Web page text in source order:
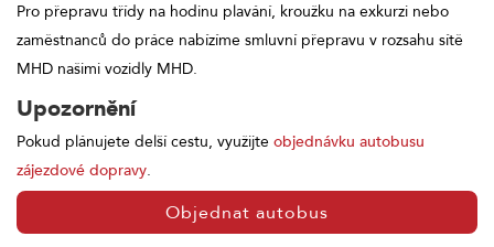
Pro přepravu třídy na hodinu plavání, kroužku na exkurzi nebo
zaměstnanců do práce nabízíme smluvní přepravu v rozsahu sítě
MHD našimi vozidly MHD.
Upozornění
Pokud plánujete delší cestu, využijte objednávku autobusu
zájezdové dopravy.
Objednat autobus